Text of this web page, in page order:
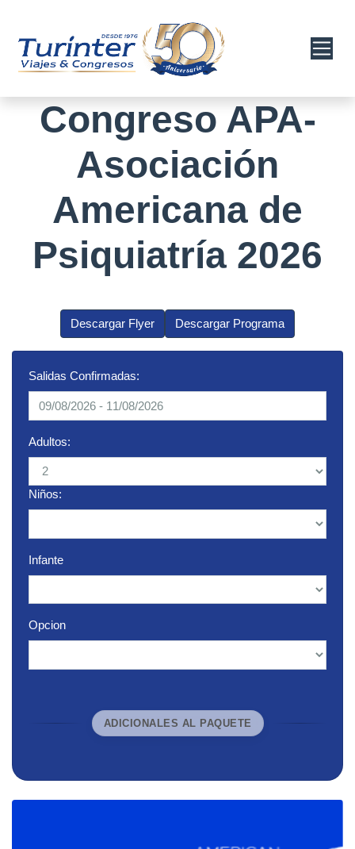
Congreso APA-
Asociación
Americana de
Psiquiatría 2026
Descargar Flyer Descargar Programa
Salidas Confirmadas:
Adultos:
Niños:
Infante
Opcion
ADICIONALES AL PAQUETE